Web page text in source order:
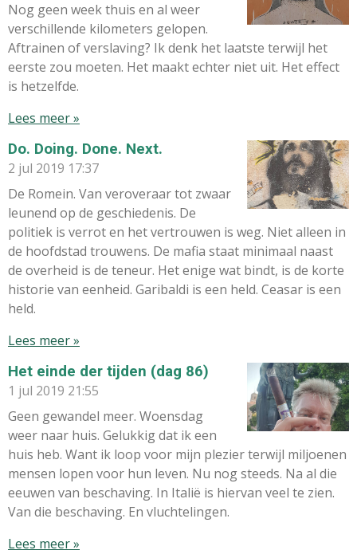
Nog geen week thuis en al weer
verschillende kilometers gelopen.
Aftrainen of verslaving? Ik denk het laatste terwijl het
eerste zou moeten. Het maakt echter niet uit. Het effect
is hetzelfde.
Lees meer »
Do. Doing. Done. Next.
2 jul 2019 17:37
De Romein. Van veroveraar tot zwaar
leunend op de geschiedenis. De
politiek is verrot en het vertrouwen is weg. Niet alleen in
de hoofdstad trouwens. De mafia staat minimaal naast
de overheid is de teneur. Het enige wat bindt, is de korte
historie van eenheid. Garibaldi is een held. Ceasar is een
held.
Lees meer »
Het einde der tijden (dag 86)
1 jul 2019 21:55
Geen gewandel meer. Woensdag
weer naar huis. Gelukkig dat ik een
huis heb. Want ik loop voor mijn plezier terwijl miljoenen
mensen lopen voor hun leven. Nu nog steeds. Na al die
eeuwen van beschaving. In Italië is hiervan veel te zien.
Van die beschaving. En vluchtelingen.
Lees meer »